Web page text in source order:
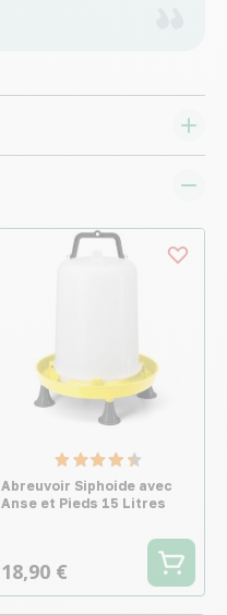
Abreuvoir Siphoide avec
Anse et Pieds 15 Litres
18,90 €